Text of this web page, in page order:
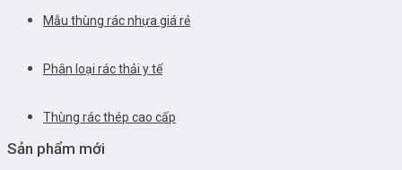
Mẫu thùng rác nhựa giá rẻ
Phân loại rác thải y tế
Thùng rác thép cao cấp
Sản phẩm mới